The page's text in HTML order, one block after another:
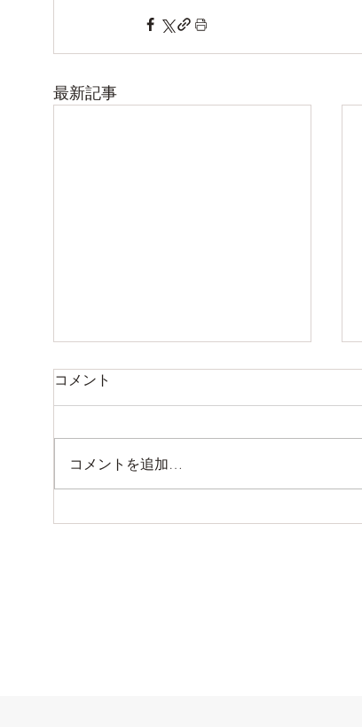
最新記事
夏季休業のお知らせ
8月9日（日曜）から14日（金
（土曜）より通常営業いたしま
す。。。
コメント
コメントを追加…